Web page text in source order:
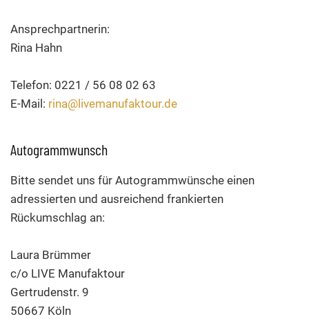
Ansprechpartnerin:
Rina Hahn
Telefon: 0221 / 56 08 02 63
E-Mail: rina@livemanufaktour.de
Autogrammwunsch
Bitte sendet uns für Autogrammwünsche einen
adressierten und ausreichend frankierten
Rückumschlag an:
Laura Brümmer
c/o LIVE Manufaktour
Gertrudenstr. 9
50667 Köln